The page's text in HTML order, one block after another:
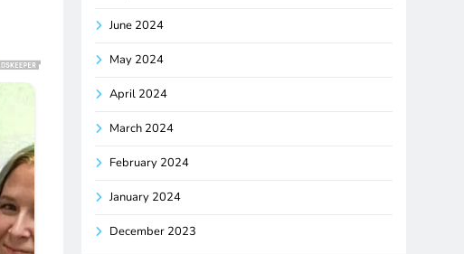
June 2024
May 2024
April 2024
March 2024
February 2024
January 2024
December 2023